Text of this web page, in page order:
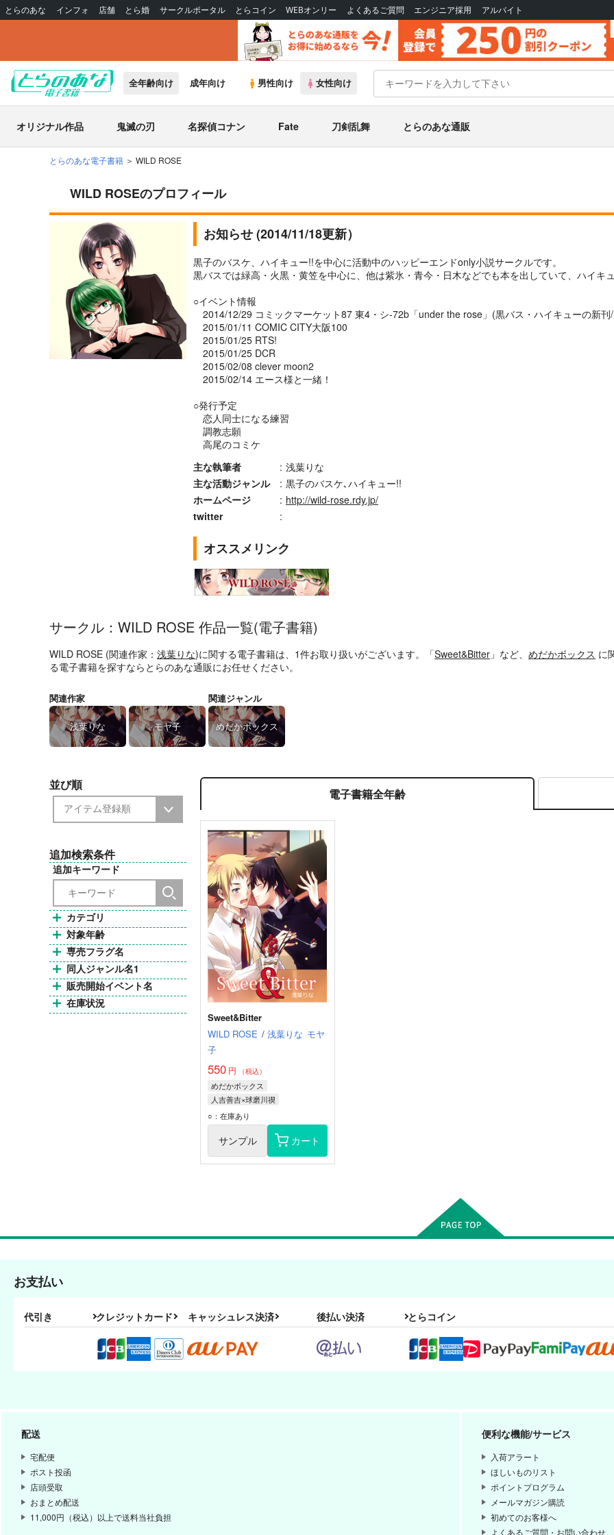
とらのあな インフォ 店舗 とら婚 サークルポータル とらコイン WEBオンリー よくあるご質問 エンジニア採用 アルバイト
全年齢向け 成年向け 男性向け 女性向け
オリジナル作品 鬼滅の刃 名探偵コナン Fate 刀剣乱舞 とらのあな通販
とらのあな電子書籍 WILD ROSE
WILD ROSEのプロフィール
お知らせ (2014/11/18更新）
黒子のバスケ、ハイキュー!!を中心に活動中のハッピーエンドonly小説サークルです。
黒バスでは緑高・火黒・黄笠を中心に、他は紫氷・青今・日木などでも本を出していて、ハイキ
○イベント情報
2014/12/29 コミックマーケット87 東4・シ-72b「under the rose」(黒バス・ハイキューの新刊
2015/01/11 COMIC CITY大阪100
2015/01/25 RTS!
2015/01/25 DCR
2015/02/08 clever moon2
2015/02/14 エース様と一緒！
○発行予定
恋人同士になる練習
調教志願
高尾のコミケ
主な執筆者
: 浅葉りな
主な活動ジャンル
: 黒子のバスケ､ハイキュー!!
ホームページ
: http://wild-rose.rdy.jp/
twitter
:
オススメリンク
サークル：WILD ROSE 作品一覧(電子書籍)
WILD ROSE (関連作家： 浅葉りな)に関する電子書籍は、1件お取り扱いがございます。「Sweet&Bitter 」など、 めだかボックス に
る電子書籍を探すならとらのあな通販にお任せください。
関連作家
浅葉りな モヤ子
関連ジャンル
めだかボックス
並び順
追加検索条件
追加キーワード
カテゴリ
対象年齢
専売フラグ名
同人ジャンル名1
販売開始イベント名
在庫状況
電子書籍全年齢
Sweet&Bitter
WILD ROSE / 浅葉りな モヤ
子
550 円 （税込）
めだかボックス
人吉善吉×球磨川禊
○：在庫あり
サンプル カート
お支払い
代引き クレジットカード キャッシュレス決済 後払い決済 とらコイン
配送
宅配便
ポスト投函
店頭受取
おまとめ配送
11,000円（税込）以上で送料当社負担
便利な機能/サービス
入荷アラート
ほしいものリスト
ポイントプログラム
メールマガジン購読
初めてのお客様へ
よくあるご質問・お問い合わせ